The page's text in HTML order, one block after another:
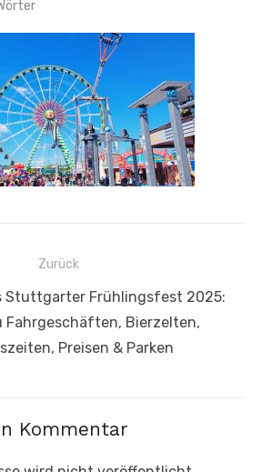
Zurück
Stuttgarter Frühlingsfest 2025:
Fahrgeschäften, Bierzelten,
Preisen & Parken
Kommentar